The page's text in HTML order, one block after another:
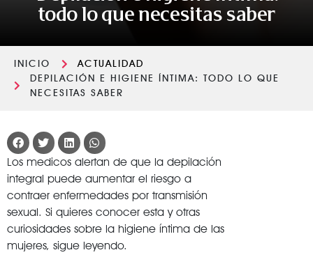
todo lo que necesitas saber
INICIO
ACTUALIDAD
DEPILACIÓN E HIGIENE ÍNTIMA: TODO LO QUE
NECESITAS SABER
Los medicos alertan de que la depilación
integral puede aumentar el riesgo a
contraer enfermedades por transmisión
sexual. Si quieres conocer esta y otras
curiosidades sobre la higiene íntima de las
mujeres, sigue leyendo.